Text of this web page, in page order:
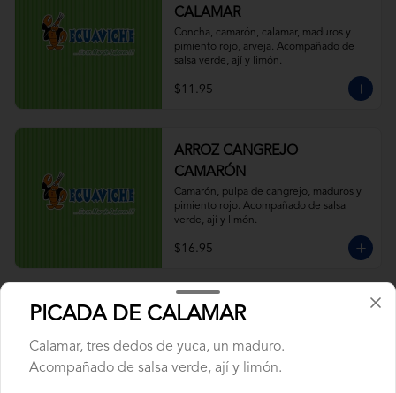
CALAMAR
Concha, camarón, calamar, maduros y
pimiento rojo, arveja. Acompañado de
salsa verde, ají y limón.
$11.95
ARROZ CANGREJO
CAMARÓN
Camarón, pulpa de cangrejo, maduros y
pimiento rojo. Acompañado de salsa
verde, ají y limón.
$16.95
ARROZ CON CALAMAR
Acompañado de salsa verde, ají y limón.
PICADA DE CALAMAR
Calamar, tres dedos de yuca, un maduro.
Acompañado de salsa verde, ají y limón.